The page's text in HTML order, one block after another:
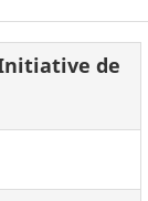
de